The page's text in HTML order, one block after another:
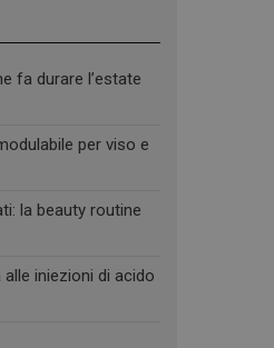
fa durare l’estate
per viso e
la beauty routine
iniezioni di acido